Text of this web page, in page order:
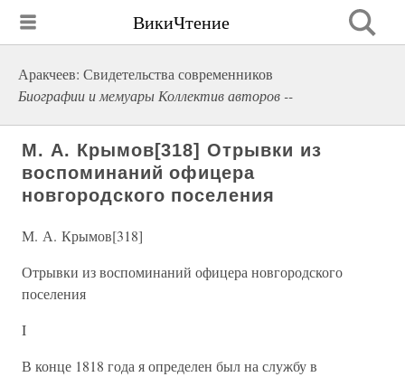
ВикиЧтение
Аракчеев: Свидетельства современников
Биографии и мемуары Коллектив авторов --
М. А. Крымов[318] Отрывки из
воспоминаний офицера
новгородского поселения
М. А. Крымов[318]
Отрывки из воспоминаний офицера новгородского
поселения
I
В конце 1818 года я определен был на службу в